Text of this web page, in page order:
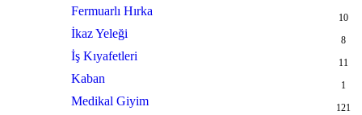
Fermuarlı Hırka 10
İkaz Yeleği 8
İş Kıyafetleri 11
Kaban 1
Medikal Giyim 121